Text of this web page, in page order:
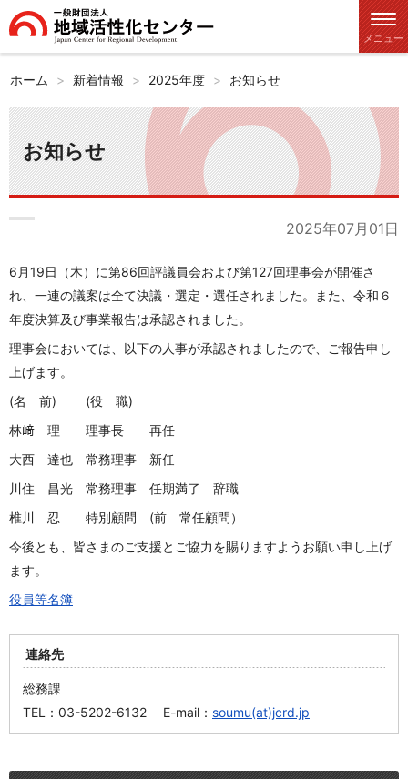
メニュー
ホーム 新着情報 2025年度 お知らせ
お知らせ
2025年07月01日
6 月19日（木）に第86回評議員会および第127回理事会が開催さ
れ、一連の議案は全て決議・選定・選任されました。また、令和６
年度決算及び事業報告は承認されました。
理事会においては、以下の人事が承認されましたので、ご報告申し
上げます。
(名 前) (役 職)
林﨑 理 理事長 再任
大西 達也 常務理事 新任
川住 昌光 常務理事 任期満了 辞職
椎川 忍 特別顧問 (前 常任顧問）
今後とも、皆さまのご支援とご協力を賜りますようお願い申し上げ
ます。
役員等名簿
連絡先
総務課
TEL：03-5202-6132 E-mail： soumu(at)jcrd.jp